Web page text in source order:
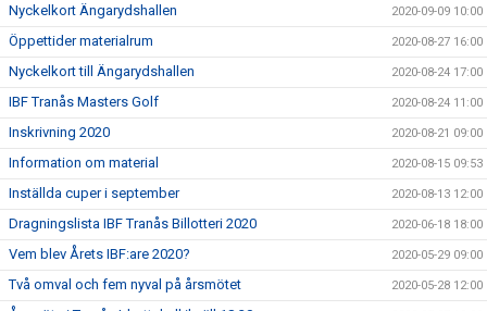
Nyckelkort Ängarydshallen 2020-09-09 10:00
Öppettider materialrum 2020-08-27 16:00
Nyckelkort till Ängarydshallen 2020-08-24 17:00
IBF Tranås Masters Golf 2020-08-24 11:00
Inskrivning 2020 2020-08-21 09:00
Information om material 2020-08-15 09:53
Inställda cuper i september 2020-08-13 12:00
Dragningslista IBF Tranås Billotteri 2020 2020-06-18 18:00
Vem blev Årets IBF:are 2020? 2020-05-29 09:00
Två omval och fem nyval på årsmötet 2020-05-28 12:00